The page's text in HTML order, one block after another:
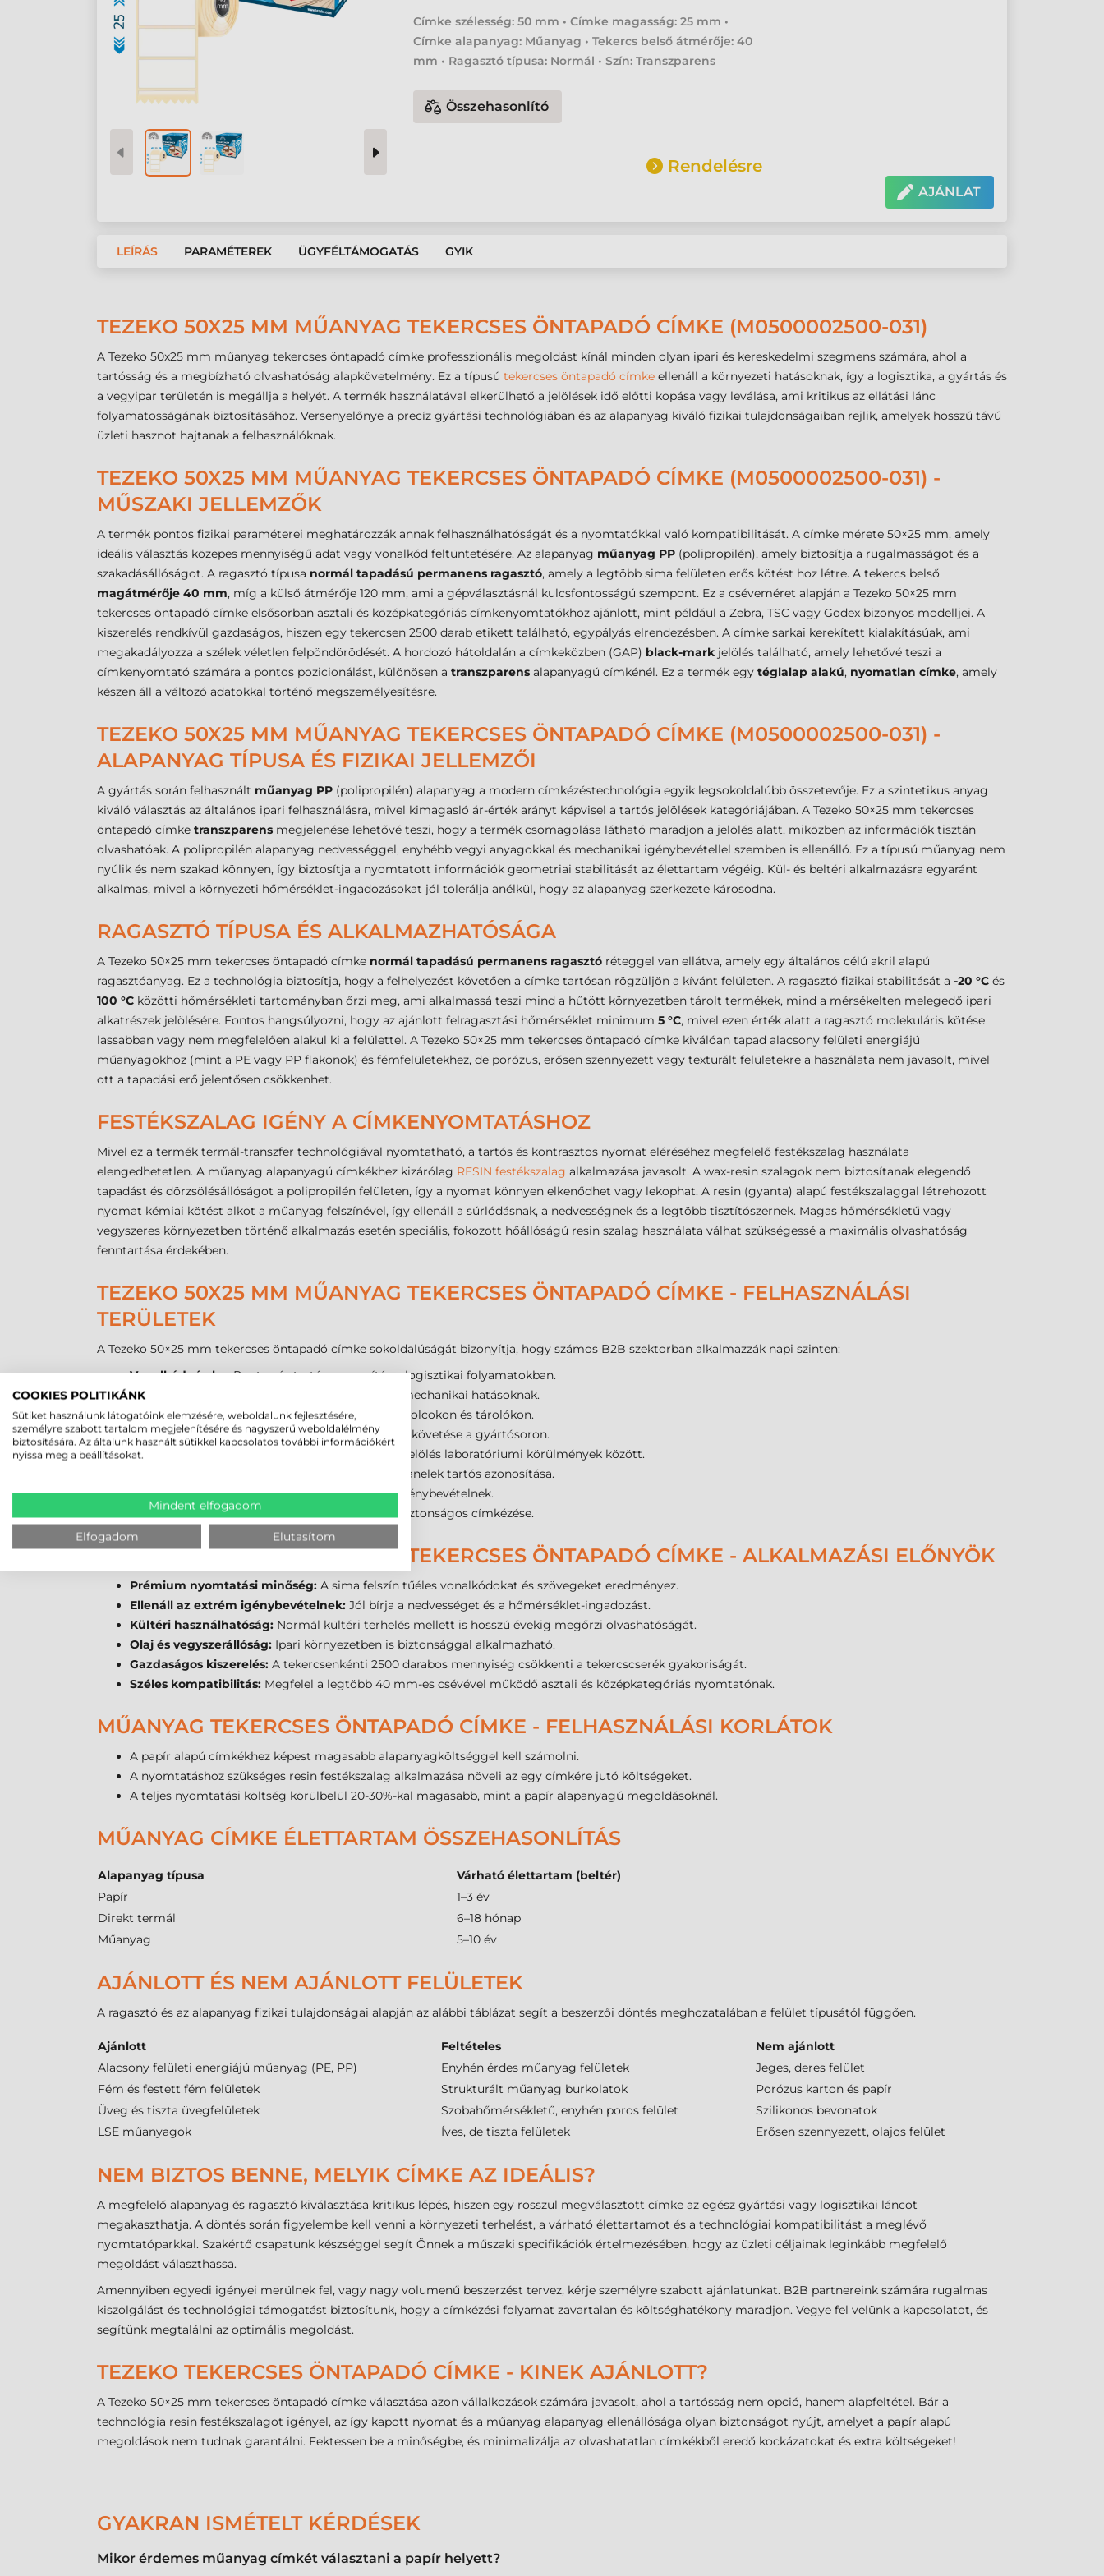
Címke szélesség: 50 mm • Címke magasság: 25 mm •
Címke alapanyag: Műanyag • Tekercs belső átmérője: 40
mm • Ragasztó típusa: Normál • Szín: Transzparens
Összehasonlító
Rendelésre
AJÁNLAT
LEÍRÁS PARAMÉTEREK ÜGYFÉLTÁMOGATÁS GYIK
TEZEKO 50X25 MM MŰANYAG TEKERCSES ÖNTAPADÓ CÍMKE (M0500002500-031)
A Tezeko 50x25 mm műanyag tekercses öntapadó címke professzionális megoldást kínál minden olyan ipari és kereskedelmi szegmens számára, ahol a
tartósság és a megbízható olvashatóság alapkövetelmény. Ez a típusú tekercses öntapadó címke ellenáll a környezeti hatásoknak, így a logisztika, a gyártás és
a vegyipar területén is megállja a helyét. A termék használatával elkerülhető a jelölések idő előtti kopása vagy leválása, ami kritikus az ellátási lánc
folyamatosságának biztosításához. Versenyelőnye a precíz gyártási technológiában és az alapanyag kiváló fizikai tulajdonságaiban rejlik, amelyek hosszú távú
üzleti hasznot hajtanak a felhasználóknak.
TEZEKO 50X25 MM MŰANYAG TEKERCSES ÖNTAPADÓ CÍMKE (M0500002500-031) -
MŰSZAKI JELLEMZŐK
A termék pontos fizikai paraméterei meghatározzák annak felhasználhatóságát és a nyomtatókkal való kompatibilitását. A címke mérete 50×25 mm, amely
ideális választás közepes mennyiségű adat vagy vonalkód feltüntetésére. Az alapanyag műanyag PP (polipropilén), amely biztosítja a rugalmasságot és a
szakadásállóságot. A ragasztó típusa normál tapadású permanens ragasztó, amely a legtöbb sima felületen erős kötést hoz létre. A tekercs belső
magátmérője 40 mm, míg a külső átmérője 120 mm, ami a gépválasztásnál kulcsfontosságú szempont. Ez a cséveméret alapján a Tezeko 50×25 mm
tekercses öntapadó címke elsősorban asztali és középkategóriás címkenyomtatókhoz ajánlott, mint például a Zebra, TSC vagy Godex bizonyos modelljei. A
kiszerelés rendkívül gazdaságos, hiszen egy tekercsen 2500 darab etikett található, egypályás elrendezésben. A címke sarkai kerekített kialakításúak, ami
megakadályozza a szélek véletlen felpöndörödését. A hordozó hátoldalán a címkeközben (GAP) black-mark jelölés található, amely lehetővé teszi a
címkenyomtató számára a pontos pozicionálást, különösen a transzparens alapanyagú címkénél. Ez a termék egy téglalap alakú, nyomatlan címke, amely
készen áll a változó adatokkal történő megszemélyesítésre.
TEZEKO 50X25 MM MŰANYAG TEKERCSES ÖNTAPADÓ CÍMKE (M0500002500-031) -
ALAPANYAG TÍPUSA ÉS FIZIKAI JELLEMZŐI
A gyártás során felhasznált műanyag PP (polipropilén) alapanyag a modern címkézéstechnológia egyik legsokoldalúbb összetevője. Ez a szintetikus anyag
kiváló választás az általános ipari felhasználásra, mivel kimagasló ár-érték arányt képvisel a tartós jelölések kategóriájában. A Tezeko 50×25 mm tekercses
öntapadó címke transzparens megjelenése lehetővé teszi, hogy a termék csomagolása látható maradjon a jelölés alatt, miközben az információk tisztán
olvashatóak. A polipropilén alapanyag nedvességgel, enyhébb vegyi anyagokkal és mechanikai igénybevétellel szemben is ellenálló. Ez a típusú műanyag nem
nyúlik és nem szakad könnyen, így biztosítja a nyomtatott információk geometriai stabilitását az élettartam végéig. Kül- és beltéri alkalmazásra egyaránt
alkalmas, mivel a környezeti hőmérséklet-ingadozásokat jól tolerálja anélkül, hogy az alapanyag szerkezete károsodna.
RAGASZTÓ TÍPUSA ÉS ALKALMAZHATÓSÁGA
A Tezeko 50×25 mm tekercses öntapadó címke normál tapadású permanens ragasztó réteggel van ellátva, amely egy általános célú akril alapú
ragasztóanyag. Ez a technológia biztosítja, hogy a felhelyezést követően a címke tartósan rögzüljön a kívánt felületen. A ragasztó fizikai stabilitását a -20 °C és
100 °C közötti hőmérsékleti tartományban őrzi meg, ami alkalmassá teszi mind a hűtött környezetben tárolt termékek, mind a mérsékelten melegedő ipari
alkatrészek jelölésére. Fontos hangsúlyozni, hogy az ajánlott felragasztási hőmérséklet minimum 5 °C, mivel ezen érték alatt a ragasztó molekuláris kötése
lassabban vagy nem megfelelően alakul ki a felülettel. A Tezeko 50×25 mm tekercses öntapadó címke kiválóan tapad alacsony felületi energiájú
műanyagokhoz (mint a PE vagy PP flakonok) és fémfelületekhez, de porózus, erősen szennyezett vagy texturált felületekre a használata nem javasolt, mivel
ott a tapadási erő jelentősen csökkenhet.
FESTÉKSZALAG IGÉNY A CÍMKENYOMTATÁSHOZ
Mivel ez a termék termál-transzfer technológiával nyomtatható, a tartós és kontrasztos nyomat eléréséhez megfelelő festékszalag használata
elengedhetetlen. A műanyag alapanyagú címkékhez kizárólag RESIN festékszalag alkalmazása javasolt. A wax-resin szalagok nem biztosítanak elegendő
tapadást és dörzsölésállóságot a polipropilén felületen, így a nyomat könnyen elkenődhet vagy lekophat. A resin (gyanta) alapú festékszalaggal létrehozott
nyomat kémiai kötést alkot a műanyag felszínével, így ellenáll a súrlódásnak, a nedvességnek és a legtöbb tisztítószernek. Magas hőmérsékletű vagy
vegyszeres környezetben történő alkalmazás esetén speciális, fokozott hőállóságú resin szalag használata válhat szükségessé a maximális olvashatóság
fenntartása érdekében.
TEZEKO 50X25 MM MŰANYAG TEKERCSES ÖNTAPADÓ CÍMKE - FELHASZNÁLÁSI
TERÜLETEK
A Tezeko 50×25 mm tekercses öntapadó címke sokoldalúságát bizonyítja, hogy számos B2B szektorban alkalmazzák napi szinten:
Vonalkód címke:Pontos és tartós azonosítás a logisztikai folyamatokban.
Csomagcímke:
Ellenáll a szállítás során fellépő mechanikai hatásoknak.
Raktári azonosítás:Hosszú élettartamú jelölés polcokon és tárolókon.
Gyártási jelölés:Alkatrészek és félkész termékek követése a gyártósoron.
Egészségügyi mintacímke:
Biztonságos mintajelölés laboratóriumi körülmények között.
Kisméretű komponensek és panelek tartós azonosítása.
Autóipar:Ellenáll az olajoknak és a környezeti igénybevételnek.
Vegyipar: Vegyszertároló edények és flakonok biztonságos címkézése.
TEZEKO 50X25 MM MŰANYAG TEKERCSES ÖNTAPADÓ CÍMKE - ALKALMAZÁSI ELŐNYÖK
Prémium nyomtatási minőség: A sima felszín tűéles vonalkódokat és szövegeket eredményez.
Ellenáll az extrém igénybevételnek: Jól bírja a nedvességet és a hőmérséklet-ingadozást.
Kültéri használhatóság: Normál kültéri terhelés mellett is hosszú évekig megőrzi olvashatóságát.
Olaj és vegyszerállóság: Ipari környezetben is biztonsággal alkalmazható.
Gazdaságos kiszerelés: A tekercsenkénti 2500 darabos mennyiség csökkenti a tekercscserék gyakoriságát.
Széles kompatibilitás: Megfelel a legtöbb 40 mm-es csévével működő asztali és középkategóriás nyomtatónak.
MŰANYAG TEKERCSES ÖNTAPADÓ CÍMKE - FELHASZNÁLÁSI KORLÁTOK
A papír alapú címkékhez képest magasabb alapanyagköltséggel kell számolni.
A nyomtatáshoz szükséges resin festékszalag alkalmazása növeli az egy címkére jutó költségeket.
A teljes nyomtatási költség körülbelül 20-30%-kal magasabb, mint a papír alapanyagú megoldásoknál.
MŰANYAG CÍMKE ÉLETTARTAM ÖSSZEHASONLÍTÁS
Alapanyag típusa
Várható élettartam (beltér)
Papír
1–3 év
Direkt termál
6–18 hónap
Műanyag
5–10 év
AJÁNLOTT ÉS NEM AJÁNLOTT FELÜLETEK
A ragasztó és az alapanyag fizikai tulajdonságai alapján az alábbi táblázat segít a beszerzői döntés meghozatalában a felület típusától függően.
Ajánlott Feltételes
Nem ajánlott
Alacsony felületi energiájú műanyag (PE, PP)
Enyhén érdes műanyag felületek
Jeges, deres felület
Fém és festett fém felületek
Strukturált műanyag burkolatok
Porózus karton és papír
Üveg és tiszta üvegfelületek
Szobahőmérsékletű, enyhén poros felület
Szilikonos bevonatok
LSE műanyagok
Íves, de tiszta felületek Erősen szennyezett, olajos felület
NEM BIZTOS BENNE, MELYIK CÍMKE AZ IDEÁLIS?
A megfelelő alapanyag és ragasztó kiválasztása kritikus lépés, hiszen egy rosszul megválasztott címke az egész gyártási vagy logisztikai láncot
megakaszthatja. A döntés során figyelembe kell venni a környezeti terhelést, a várható élettartamot és a technológiai kompatibilitást a meglévő
nyomtatóparkkal. Szakértő csapatunk készséggel segít Önnek a műszaki specifikációk értelmezésében, hogy az üzleti céljainak leginkább megfelelő
megoldást választhassa.
Amennyiben egyedi igényei merülnek fel, vagy nagy volumenű beszerzést tervez, kérje személyre szabott ajánlatunkat. B2B partnereink számára rugalmas
kiszolgálást és technológiai támogatást biztosítunk, hogy a címkézési folyamat zavartalan és költséghatékony maradjon. Vegye fel velünk a kapcsolatot, és
segítünk megtalálni az optimális megoldást.
TEZEKO TEKERCSES ÖNTAPADÓ CÍMKE - KINEK AJÁNLOTT?
A Tezeko 50×25 mm tekercses öntapadó címke választása azon vállalkozások számára javasolt, ahol a tartósság nem opció, hanem alapfeltétel. Bár a
technológia resin festékszalagot igényel, az így kapott nyomat és a műanyag alapanyag ellenállósága olyan biztonságot nyújt, amelyet a papír alapú
megoldások nem tudnak garantálni. Fektessen be a minőségbe, és minimalizálja az olvashatatlan címkékből eredő kockázatokat és extra költségeket!
GYAKRAN ISMÉTELT KÉRDÉSEK
Mikor érdemes műanyag címkét választani a papír helyett?
COOKIES POLITIKÁNK
Sütiket használunk látogatóink elemzésére, weboldalunk fejlesztésére,
személyre szabott tartalom megjelenítésére és nagyszerű weboldalélmény
biztosítására. Az általunk használt sütikkel kapcsolatos további információkért
nyissa meg a beállításokat.
Mindent elfogadom
Elfogadom Elutasítom